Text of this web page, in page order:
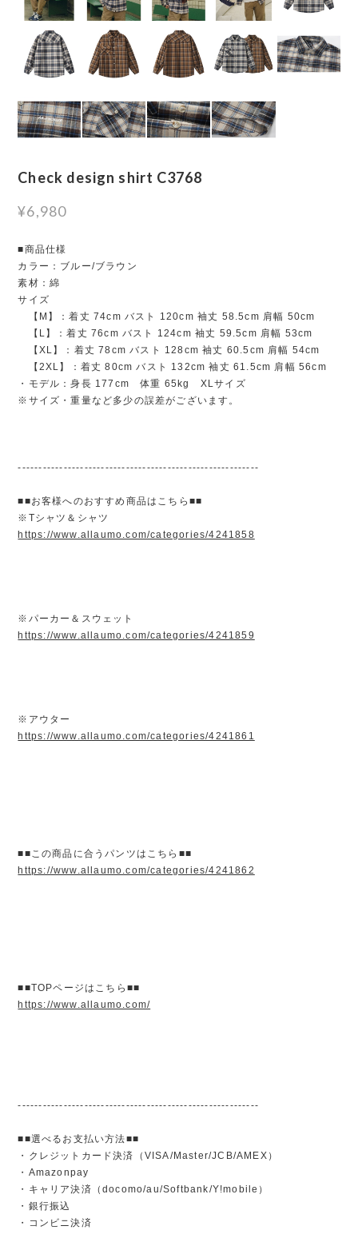
Check design shirt C3768
¥6,980
■商品仕様
カラー：ブルー/ブラウン
素材：綿
サイズ
【M】：着丈 74cm バスト 120cm 袖丈 58.5cm 肩幅 50cm
【L】：着丈 76cm バスト 124cm 袖丈 59.5cm 肩幅 53cm
【XL】：着丈 78cm バスト 128cm 袖丈 60.5cm 肩幅 54cm
【2XL】：着丈 80cm バスト 132cm 袖丈 61.5cm 肩幅 56cm
・モデル：身長 177cm 体重 65kg XLサイズ
※サイズ・重量など多少の誤差がございます。
----------------------------------------------------------
■■お客様へのおすすめ商品はこちら■■
※Tシャツ＆シャツ
https://www.allaumo.com/categories/4241858
※パーカー＆スウェット
https://www.allaumo.com/categories/4241859
※アウター
https://www.allaumo.com/categories/4241861
■■この商品に合うパンツはこちら■■
https://www.allaumo.com/categories/4241862
■■TOPページはこちら■■
https://www.allaumo.com/
----------------------------------------------------------
■■選べるお支払い方法■■
・クレジットカード決済（VISA/Master/JCB/AMEX）
・Amazonpay
・キャリア決済（docomo/au/Softbank/Y!mobile）
・銀行振込
・コンビニ決済